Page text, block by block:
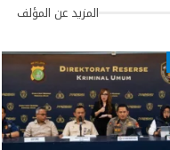
المزيد عن المؤلف